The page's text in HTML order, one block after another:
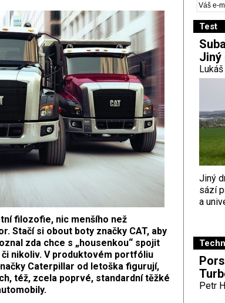
filozofie, nic menšího než
Stačí si obout boty značky CAT, aby
zda chce s „housenkou“ spojit
nikoliv. V produktovém portfóliu
Caterpillar od letoška figurují,
též, zcela poprvé, standardní těžké
Test
Jiný
Jiný
sází
a
Petr